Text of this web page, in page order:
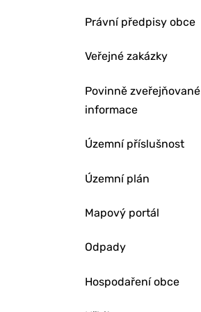
Právní předpisy obce
Veřejné zakázky
Povinně zveřejňované
informace
Územní příslušnost
Územní plán
Mapový portál
Odpady
Hospodaření obce